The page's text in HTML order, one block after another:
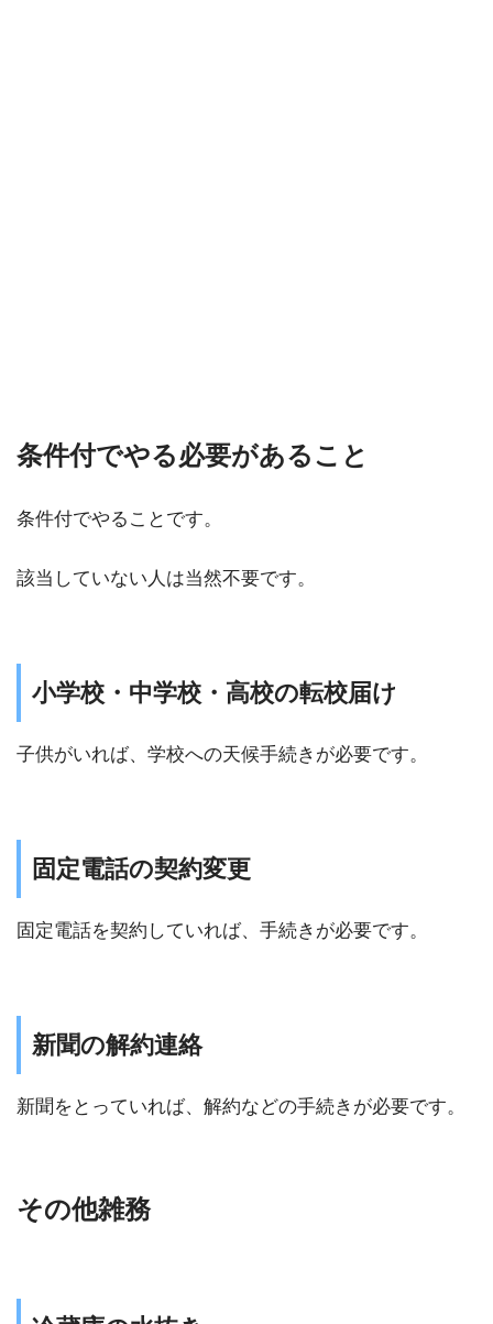
条件付でやる必要があること
条件付でやることです。
該当していない人は当然不要です。
小学校・中学校・高校の転校届け
子供がいれば、学校への天候手続きが必要です。
固定電話の契約変更
固定電話を契約していれば、手続きが必要です。
新聞の解約連絡
新聞をとっていれば、解約などの手続きが必要です。
その他雑務